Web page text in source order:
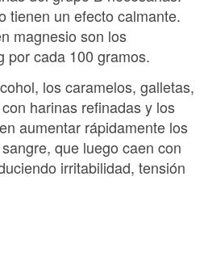
tienen un efecto calmante.
magnesio son los
por cada 100 gramos.
los caramelos, galletas,
harinas refinadas y los
aumentar rápidamente los
que luego caen con
irritabilidad, tensión